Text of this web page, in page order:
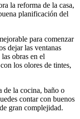
la reforma de la casa,
planificación del
para comenzar
dejar las ventanas
obras en el
los olores de tintes,
de la cocina, baño o
contar con buenos
gran complejidad.